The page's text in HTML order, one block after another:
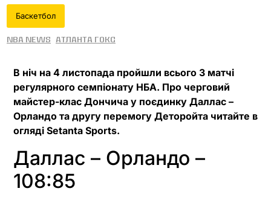
Баскетбол
NBA News Атланта Гокс
В ніч на 4 листопада пройшли всього 3 матчі
регулярного семпіонату НБА. Про черговий
майстер-клас Дончича у поєдинку Даллас –
Орландо та другу перемогу Деторойта читайте в
огляді Setanta Sports.
Даллас – Орландо –
108:85